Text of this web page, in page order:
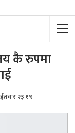
कै रुपमा
२३:१९